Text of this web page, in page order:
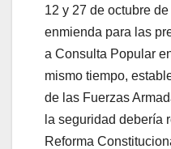
12 y 27 de octubre
enmienda para las
a Consulta Popular
mismo tiempo,
de las Fuerzas
la seguridad debería
Reforma